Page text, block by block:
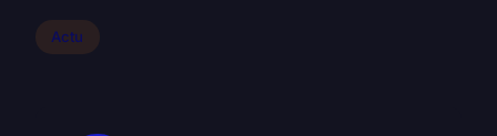
Actu